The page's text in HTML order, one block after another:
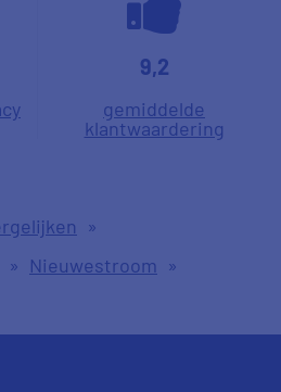
9,2
gemiddelde
klantwaardering
»
» Nieuwestroom »